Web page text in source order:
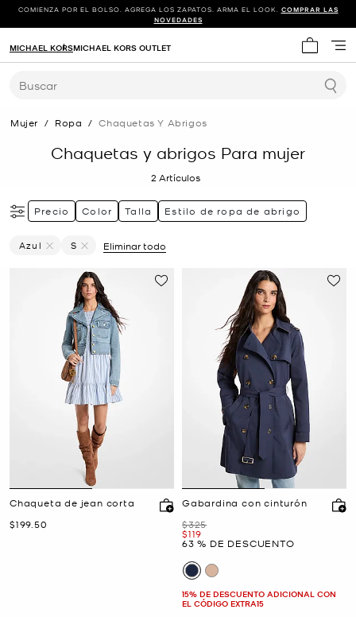
COMIENZA POR EL BOLSO. AGREGA LOS ZAPATOS. ARMA EL LOOK. COMPRAR LAS
NOVEDADES
Mi
MICHAEL KORSMICHAEL KORS OUTLET
Buscar
Mujer / Ropa / Chaquetas Y Abrigos
Chaquetas y abrigos Para mujer
2 Artículos
Precio Color Talla Estilo de ropa de abrigo
Azul
S
Eliminar todo
Chaqueta de jean corta
Ahora
$199.50
Gabardina con cinturón
Era
$325
Ahora
$119
63 % DE DESCUENTO
15% DE DESCUENTO ADICIONAL CON
EL CÓDIGO EXTRA15